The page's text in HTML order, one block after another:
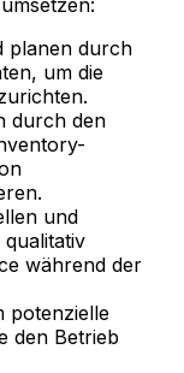
planen durch
um die
durch den
und
während der
potenzielle
den Betrieb